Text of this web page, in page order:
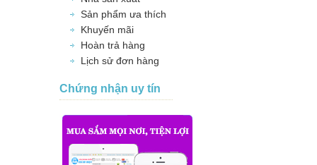
Sản phẩm ưa thích
Khuyến mãi
Hoàn trả hàng
Lịch sử đơn hàng
Chứng nhận uy tín